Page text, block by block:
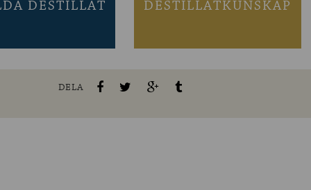
DESTILLAT DESTILLATKUNSKAP
DELA